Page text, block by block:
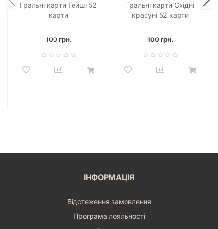
Гральні карти Гейші 52
карти
100 грн.
Гральні карти Східні
красуні 52 карти
100 грн.
ІНФОРМАЦІЯ
Відстеження замовлення
Програма лояльності